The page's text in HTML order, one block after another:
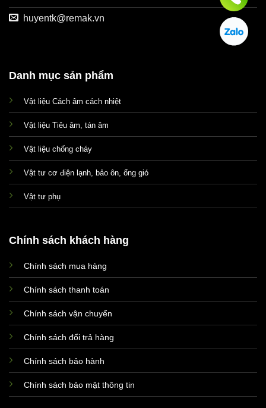
huyentk@remak.vn
Danh mục sản phẩm
Vật liệu Cách âm cách nhiệt
Vật liệu Tiêu âm, tán âm
Vật liệu chống cháy
Vật tư cơ điện lạnh, bảo ôn, ống gió
Vật tư phụ
Chính sách khách hàng
Chính sách mua hàng
Chính sách thanh toán
Chính sách vận chuyển
Chính sách đổi trả hàng
Chính sách bảo hành
Chính sách bảo mật thông tin
viên tư vấn của Remak